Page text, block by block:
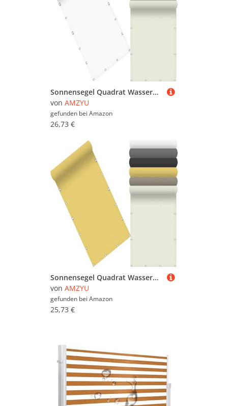
Sonnensegel Quadrat Wasserdicht 90 x 335 cm Seitenmarkise Schattierungsnetz Rechteckig UV Schutz Windschutz mit Kostenlosem Seil für Balkon Terrasse Garten, Weiß
von AMZYU
gefunden bei Amazon
26,73 €
Sonnensegel Quadrat Wasserdicht 90 x 295 cm Seitenmarkise Schattierungsnetz Uv-Schutz Wetterfest Rechteck inkl Befestigungsseile für Camping Patio Schwimmbad, Creme Farben
von AMZYU
gefunden bei Amazon
25,73 €